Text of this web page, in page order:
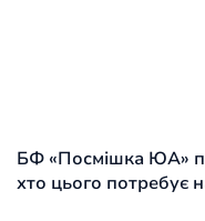
БФ «Посмішка ЮА»
хто цього потребує